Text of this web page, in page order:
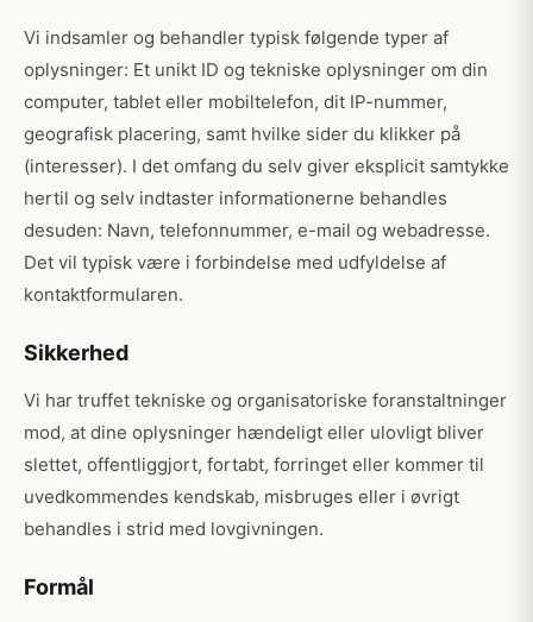
Vi indsamler og behandler typisk følgende typer af
oplysninger: Et unikt ID og tekniske oplysninger om din
computer, tablet eller mobiltelefon, dit IP-nummer,
geografisk placering, samt hvilke sider du klikker på
(interesser). I det omfang du selv giver eksplicit samtykke
hertil og selv indtaster informationerne behandles
desuden: Navn, telefonnummer, e-mail og webadresse.
Det vil typisk være i forbindelse med udfyldelse af
kontaktformularen.
Sikkerhed
Vi har truffet tekniske og organisatoriske foranstaltninger
mod, at dine oplysninger hændeligt eller ulovligt bliver
slettet, offentliggjort, fortabt, forringet eller kommer til
uvedkommendes kendskab, misbruges eller i øvrigt
behandles i strid med lovgivningen.
Formål